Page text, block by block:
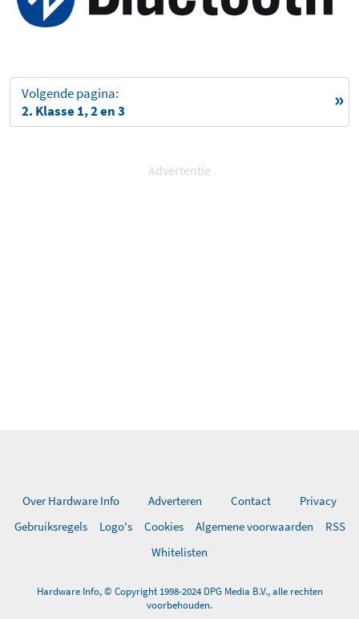
Volgende pagina:
2. Klasse 1, 2 en 3
Advertentie
Over Hardware Info Adverteren Contact
Privacy
Gebruiksregels
Logo's Cookies Algemene voorwaarden
RSS
Whitelisten
Hardware Info, © Copyright 1998-2024 DPG Media B.V., alle rechten
voorbehouden.